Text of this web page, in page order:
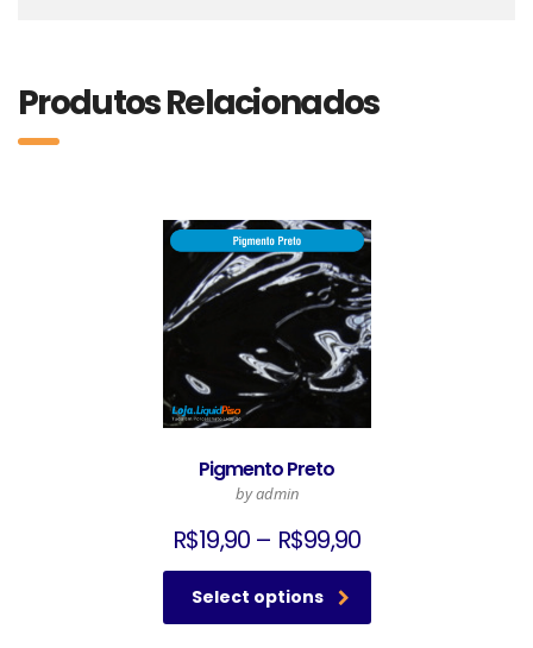
Produtos Relacionados
Pigmento Preto
by admin
R$19,90 – R$99,90
Select options